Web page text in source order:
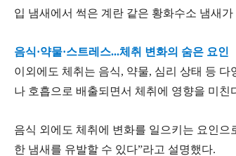
입 냄새에서 썩은 계란 같은 황화수소 냄새
음식·약물·스트레스...체취 변화의 숨은 요인
이외에도 체취는 음식, 약물, 심리 상태 등
나 호흡으로 배출되면서 체취에 영향을 미친
음식 외에도 체취에 변화를 일으키는 요인
한 냄새를 유발할 수 있다”라고 설명했다.